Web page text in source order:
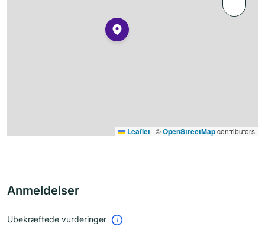
−
Leaflet | ©OpenStreetMapcontributors
Anmeldelser
Ubekræftede vurderinger